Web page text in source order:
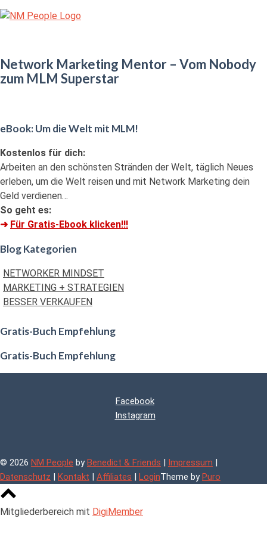
Skip
to
Home
Network Marketing Mentor – Vom Nobody
zum MLM Superstar
eBook: Um die Welt mit MLM!
Kostenlos für dich:
Arbeiten an den schönsten Stränden der Welt, täglich Neues
erleben, um die Welt reisen und mit Network Marketing dein
Geld verdienen…
So geht es:
➜ Für Gratis-Ebook klicken!!!
Blog Kategorien
NETWORKER MINDSET
MARKETING + STRATEGIEN
BESSER VERKAUFEN
Gratis-Buch Empfehlung
Gratis-Buch Empfehlung
Facebook
Instagram
© 2026 NM People byBenedict & Friends | Impressum |
Datenschutz | Kontakt | Affiliates | LoginTheme byPuro
Scroll
top
Mitgliederbereich mit DigiMember